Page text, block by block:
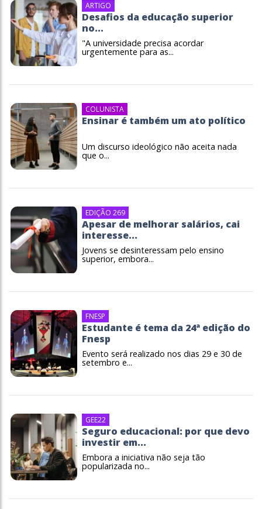
ARTIGO
Desafios da educação superior
no...
"A universidade precisa acordar
urgentemente para as...
COLUNISTA
Ensinar é também um ato político
Um discurso ideológico não aceita nada
que o...
EDIÇÃO 269
Apesar de melhorar salários, cai
interesse...
Jovens se desinteressam pelo ensino
superior, embora...
FNESP
Estudante é tema da 24ª edição do
Fnesp
Evento será realizado nos dias 29 e 30 de
setembro e...
GEE22
Seguro educacional: por que devo
investir em...
Embora a iniciativa não seja tão
popularizada no...